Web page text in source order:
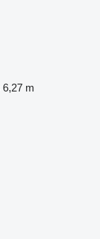
6,27 m